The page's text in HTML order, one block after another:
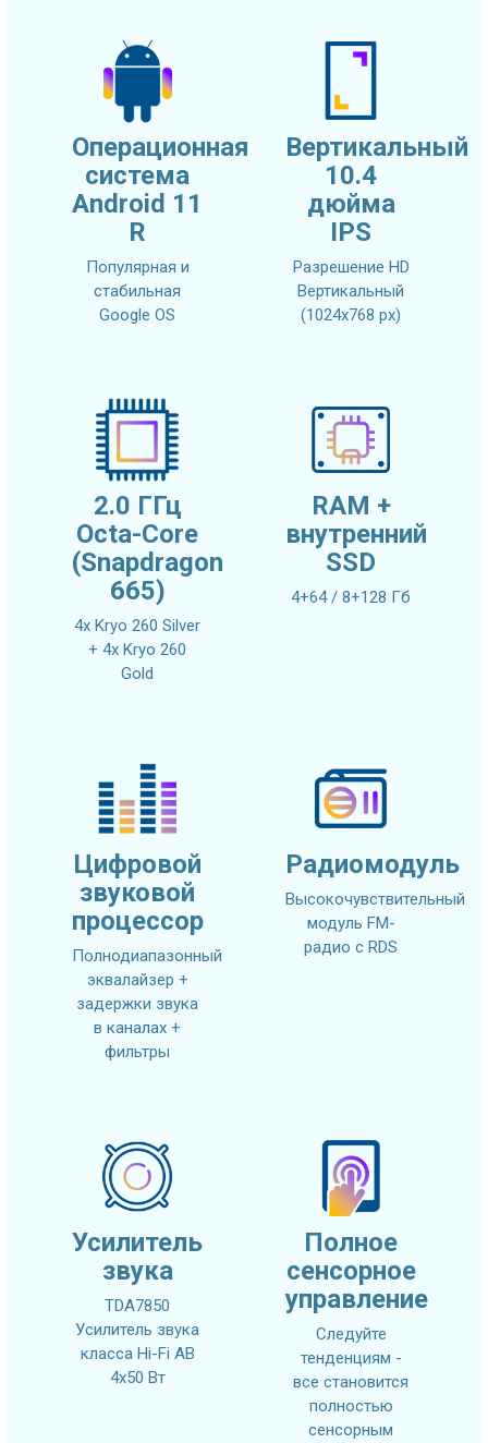
Операционная
система
Android 11
R
Популярная и
стабильная
Google OS
Вертикальный
10.4
дюйма
IPS
Разрешение HD
Вертикальный
(1024x768 px)
2.0 ГГц
Octa-Core
(Snapdragon
665)
4x Kryo 260 Silver
+ 4x Kryo 260
Gold
RAM +
внутренний
SSD
4+64 / 8+128 Гб
Цифровой
звуковой
процессор
Полнодиапазонный
эквалайзер +
задержки звука
в каналах +
фильтры
Радиомодуль
Высокочувствительный
модуль FM-
радио с RDS
Усилитель
звука
TDA7850
Усилитель звука
класса Hi-Fi AB
4x50 Вт
Полное
сенсорное
управление
Следуйте
тенденциям -
все становится
полностью
сенсорным